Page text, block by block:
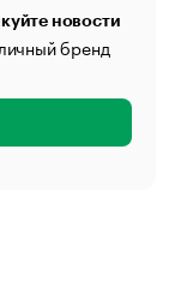
новости
бренд